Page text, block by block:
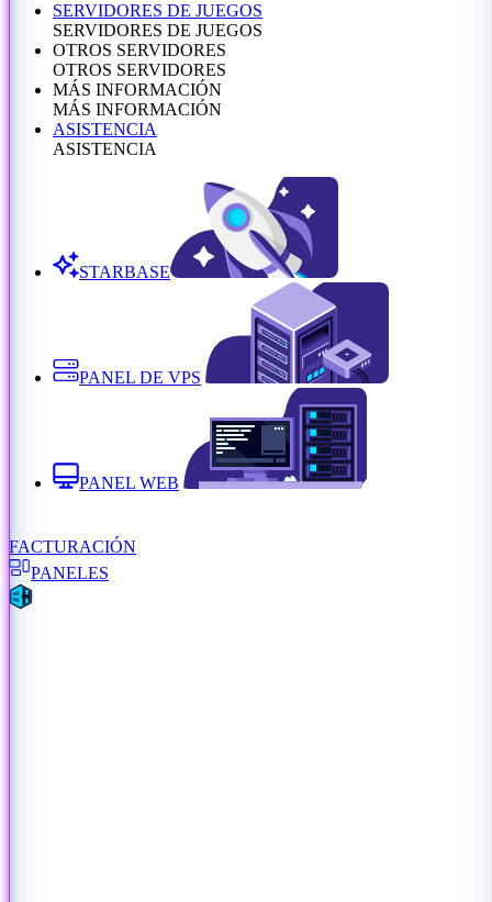
SERVIDORES DE JUEGOS
SERVIDORES DE JUEGOS
OTROS SERVIDORES
OTROS SERVIDORES
MÁS INFORMACIÓN
MÁS INFORMACIÓN
ASISTENCIA
ASISTENCIA
STARBASE
PANEL DE VPS
PANEL WEB
FACTURACIÓN
PANELES